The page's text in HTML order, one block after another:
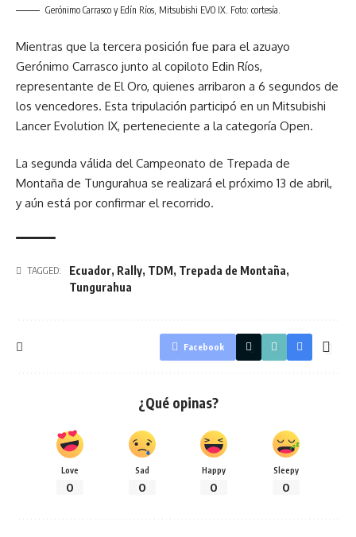
Gerónimo Carrasco y Edín Ríos, Mitsubishi EVO IX. Foto: cortesía.
Mientras que la tercera posición fue para el azuayo
Gerónimo Carrasco junto al copiloto Edin Ríos,
representante de El Oro, quienes arribaron a 6 segundos de
los vencedores. Esta tripulación participó en un Mitsubishi
Lancer Evolution IX, perteneciente a la categoría Open.
La segunda válida del Campeonato de Trepada de
Montaña de Tungurahua se realizará el próximo 13 de abril,
y aún está por confirmar el recorrido.
TAGGED: Ecuador, Rally, TDM, Trepada de Montaña,
Tungurahua
Facebook
¿Qué opinas?
Love
0
Sad
0
Happy
0
Sleepy
0